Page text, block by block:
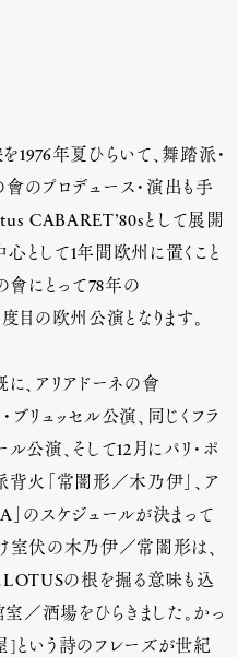
年夏ひらいて、舞踏派・
のプロデュース・演出も手
CABARET’80sとして展開
として1年間欧州に置くこと
會にとって78年の
目の欧州公演となります。
、アリアドーネの會
リュッセル公演、同じくフラ
公演、そして12月にパリ・ポ
背火「常闇形／木乃伊」、ア
のスケジュールが決まって
室伏の木乃伊／常闇形は、
LOTUSの根を掘る意味も込
／酒場をひらきました。かっ
という詩のフレーズが世紀